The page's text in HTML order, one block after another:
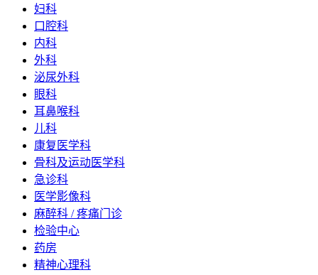
妇科
口腔科
内科
外科
泌尿外科
眼科
耳鼻喉科
儿科
康复医学科
骨科及运动医学科
急诊科
医学影像科
麻醉科 / 疼痛门诊
检验中心
药房
精神心理科